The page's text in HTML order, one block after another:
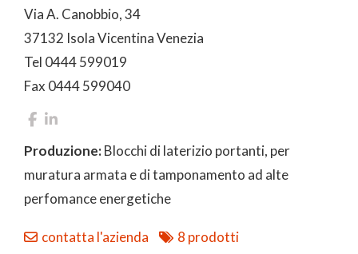
Via A. Canobbio, 34
37132 Isola Vicentina Venezia
Tel 0444 599019
Fax 0444 599040
Produzione:Blocchi di laterizio portanti, per
muratura armata e di tamponamento ad alte
perfomance energetiche
contatta l'azienda
8 prodotti